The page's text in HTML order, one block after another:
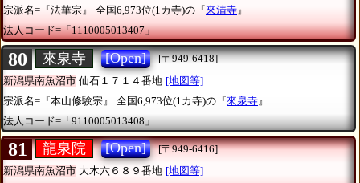
宗派名=『法華宗』
全国6,973位(1カ寺)の『來清寺』
法人コード=「1110005013407」
80 來泉寺 [Open]
[〒949-6418]
新潟県南魚沼市 仙石１７１４番地 [地図等]
宗派名=『本山修験宗』
全国6,973位(1カ寺)の『來泉寺 』
法人コード=「9110005013408」
81 龍泉院 [Open]
[〒949-6416]
新潟県南魚沼市 大木六６８９番地 [地図等]